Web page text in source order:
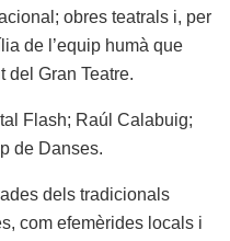
obres teatrals i, per
de l’equip humà que
del Gran Teatre.
Flash; Raúl Calabuig;
de Danses.
dels tradicionals
com efemèrides locals i